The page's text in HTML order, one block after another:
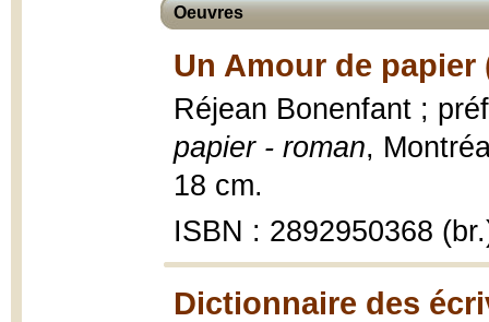
Oeuvres
Un Amour de papier
Réjean Bonenfant ;
papier - roman,
18 cm.
ISBN : 2892950368
Dictionnaire des